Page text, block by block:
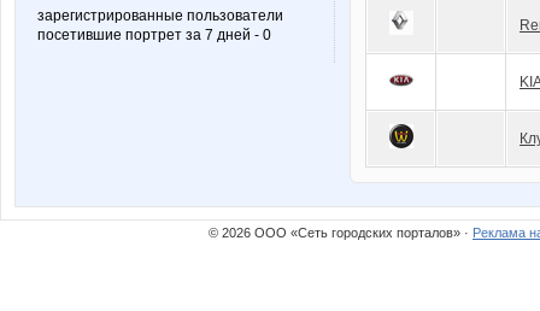
зарегистрированные пользователи
посетившие портрет за 7 дней - 0
© 2026 ООО «Сеть городских порталов» · Реклама